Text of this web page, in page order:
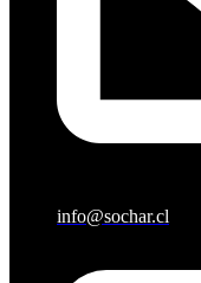
info@sochar.cl